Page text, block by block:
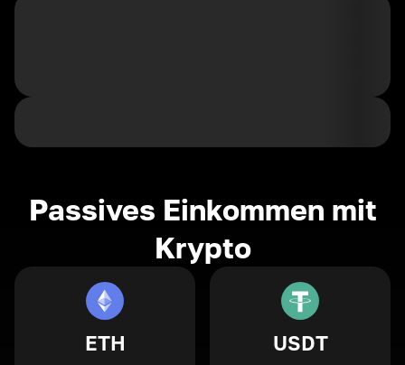
Passives Einkommen mit
Krypto
ETH USDT